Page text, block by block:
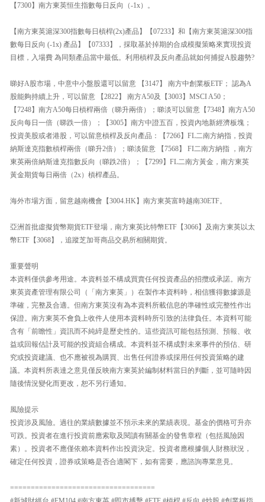
【7300】南方東英恒生指數每日反向（-1x）。
【南方東英滬深300指數每日槓桿(2x)產品】【07233】和【南方東英滬深300指
數每日反向 (-1x) 產品】【07333】，採取基於掉期的合成模擬策略來實現投資
目標，入場費 為同類產品當中最低。利用槓桿及反向產品就如何捕捉A股趨勢?
睇好A股市場，中意中小盤股還可以留意 【3147】 南方中創業板ETF； 認為A
股能夠持續上升，可以留意 【2822】 南方A50及【3003】MSCI A50；
【7248】南方A50每日槓桿兩倍（睇升兩倍）；睇淡可以留意【7348】南方A50
反向每日一倍（睇跌一倍）；【3005】南方中證五百，投資內地新經濟板塊；
投資美股或者港股，可以留意槓桿及反向產品：【7266】FL二南方納指，投資
納斯達克指數槓桿兩倍（睇升2倍）；睇淡留意 【7568】 FI二南方納指 ，南方
東英兩倍納斯達克指數反向（睇跌2倍）；【7299】FL二南方黃金，南方東英
黃金期貨每日兩倍（2x）槓桿產品。
海外市場方面，留意越南機會【3004.HK】南方東英富時越南30ETF。
亞洲首批虛擬貨幣期貨ETF登場，南方東英比特幣ETF【3066】及南方東英以太
幣ETF【3068】，追蹤芝加哥商品交易所相關期貨。
重要聲明
本資料僅供參考用途。本資料並不構成買賣任何投資產品的招攬或承諾。南方
東英資產管理有限公司（「南方東英」）在製作本資料時，相信獲得數據源是
準確，完整及合適。但南方東英沒有為本資料所載信息的準確性或完整性作出
保證。南方東英不會負上收件人使用本資料時所引致的法律負任。本資料可能
含有「前瞻性」資訊而不純綷是歷史性的。這些資訊可能包括預測、預報、收
益或回報估計及可能的投資組合構成。本資料並不構成對未來事件的預估、研
究或投資建議、也不應被視為購買、出售任何證券或採用任何投資策略的建
議。本資料所表達之意見僅反映南方東英於編制材料當日的判斷，並可隨時因
隨後情況變化而更改，恕不另行通知。
風險提示
投資涉及風險。過往的業績數據並不預示未來的業績表現。基金的價格可升亦
可跌。投資者在進行投資前應索取及閱讀有關基金的發售章程（包括風險因
素）。投資者不應僅依賴本資料作出投資決定。投資者應根據個人財務狀況，
確定任何投資，證券或策略是否合適閣下，如有需要，應諮詢專業意見。
===================================